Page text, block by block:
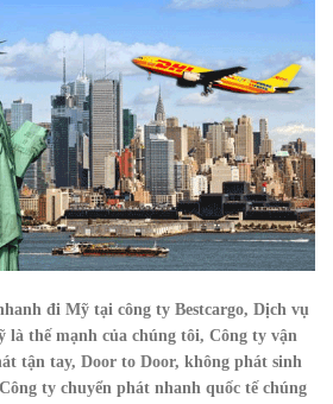
đi Mỹ tại công ty Bestcargo, Dịch vụ
là thế mạnh của chúng tôi, Công ty vận
tận tay, Door to Door, không phát sinh
ty chuyển phát nhanh quốc tế chúng